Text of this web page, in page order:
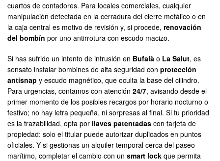
cuartos de contadores. Para locales comerciales, cualquier
manipulación detectada en la cerradura del cierre metálico o en
la caja central es motivo de revisión y, si procede, renovación
del bombín por uno antirrotura con escudo macizo.
Si has sufrido un intento de intrusión en Bufalà o La Salut, es
sensato instalar bombines de alta seguridad con protección
antisnap y escudo magnético, que oculta la base del cilindro.
Para urgencias, contamos con atención 24/7, avisando desde el
primer momento de los posibles recargos por horario nocturno o
festivo; no hay letra pequeña, ni sorpresas al final. Si tu prioridad
es la trazabilidad, opta por llaves patentadas con tarjeta de
propiedad: solo el titular puede autorizar duplicados en puntos
oficiales. Y si gestionas un alquiler temporal cerca del paseo
marítimo, completar el cambio con un smart lock que permita